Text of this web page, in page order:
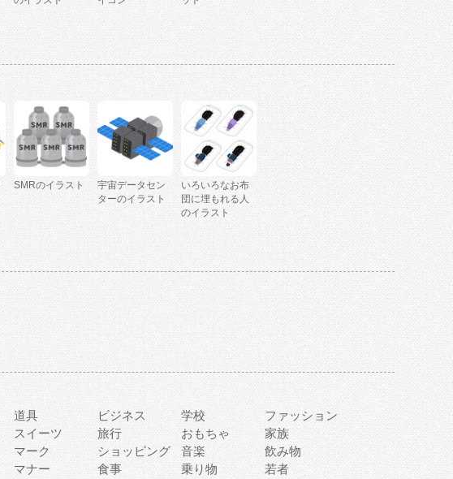
SMRのイラスト
宇宙データセン
ターのイラスト
いろいろなお布
団に埋もれる人
のイラスト
道具 ビジネス 学校
ファッション
スイーツ 旅行 おもちゃ
家族
マーク ショッピング 音楽
飲み物
マナー 食事 乗り物
若者